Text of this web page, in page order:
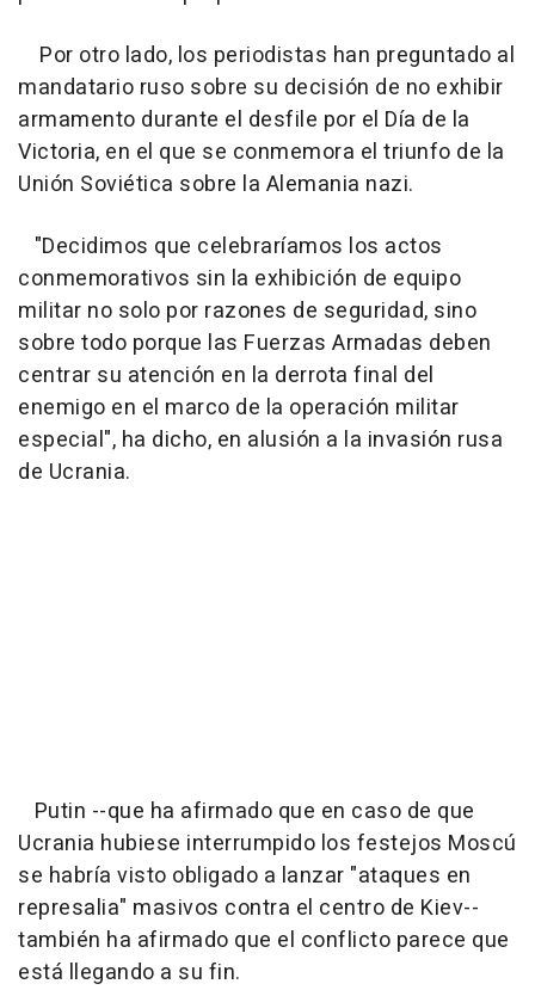
Por otro lado, los periodistas han preguntado al
mandatario ruso sobre su decisión de no exhibir
armamento durante el desfile por el Día de la
Victoria, en el que se conmemora el triunfo de la
Unión Soviética sobre la Alemania nazi.
"Decidimos que celebraríamos los actos
conmemorativos sin la exhibición de equipo
militar no solo por razones de seguridad, sino
sobre todo porque las Fuerzas Armadas deben
centrar su atención en la derrota final del
enemigo en el marco de la operación militar
especial", ha dicho, en alusión a la invasión rusa
de Ucrania.
Putin --que ha afirmado que en caso de que
Ucrania hubiese interrumpido los festejos Moscú
se habría visto obligado a lanzar "ataques en
represalia" masivos contra el centro de Kiev--
también ha afirmado que el conflicto parece que
está llegando a su fin.